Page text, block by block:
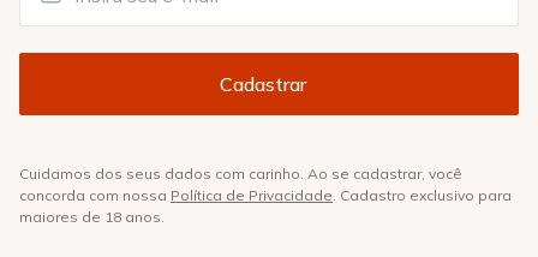
Cuidamos dos seus dados com carinho. Ao se cadastrar, você
concorda com nossa Política de Privacidade. Cadastro exclusivo para
maiores de 18 anos.